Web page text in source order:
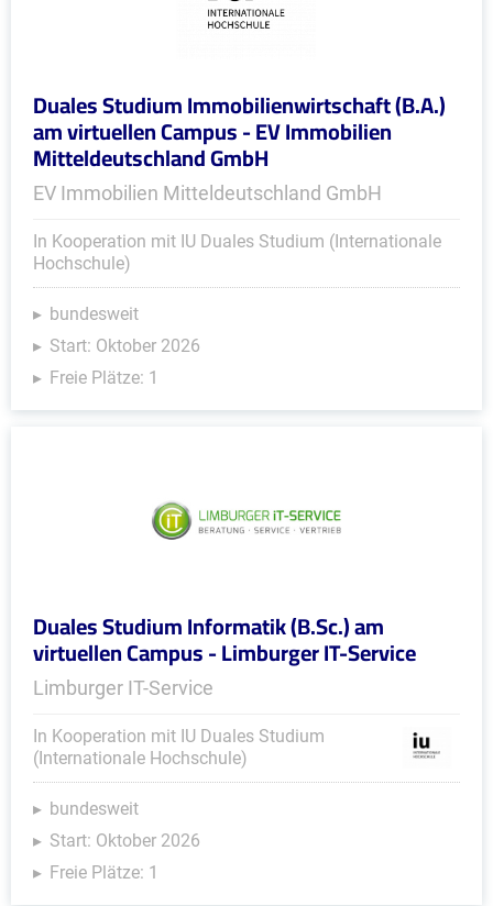
Duales Studium Immobilienwirtschaft (B.A.)
am virtuellen Campus - EV Immobilien
Mitteldeutschland GmbH
EV Immobilien Mitteldeutschland GmbH
In Kooperation mit IU Duales Studium (Internationale
Hochschule)
bundesweit
Start: Oktober 2026
Freie Plätze: 1
Duales Studium Informatik (B.Sc.) am
virtuellen Campus - Limburger IT-Service
Limburger IT-Service
In Kooperation mit IU Duales Studium
(Internationale Hochschule)
bundesweit
Start: Oktober 2026
Freie Plätze: 1